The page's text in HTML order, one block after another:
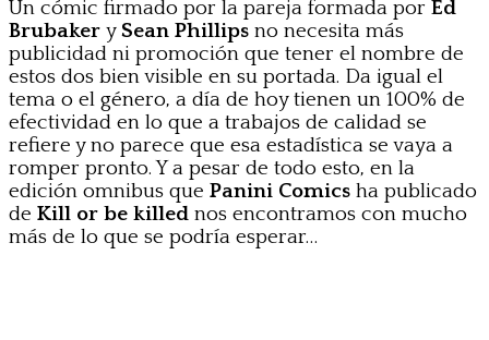
Un cómic firmado por la pareja formada por Ed
Brubaker ySean Phillips no necesita más
publicidad ni promoción que tener el nombre de
estos dos bien visible en su portada. Da igual el
tema o el género, a día de hoy tienen un 100% de
efectividad en lo que a trabajos de calidad se
refiere y no parece que esa estadística se vaya a
romper pronto. Y a pesar de todo esto, en la
edición omnibus que Panini Comics ha publicado
de Kill or be killed nos encontramos con mucho
más de lo que se podría esperar…